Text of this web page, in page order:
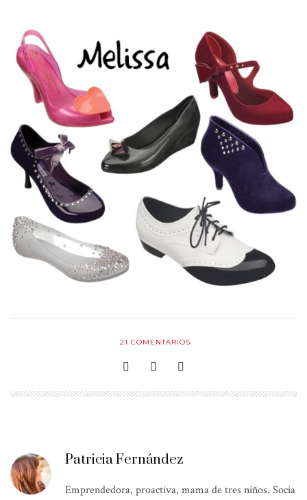
21 COMENTARIOS
Patricia Fernández
Emprendedora, proactiva, mama de tres niños. Socia